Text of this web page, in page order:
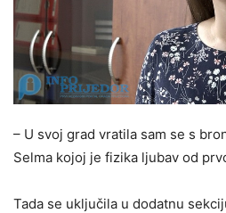
– U svoj grad vratila sam se s
Selma kojoj je fizika ljubav od
Tada se uključila u dodatnu